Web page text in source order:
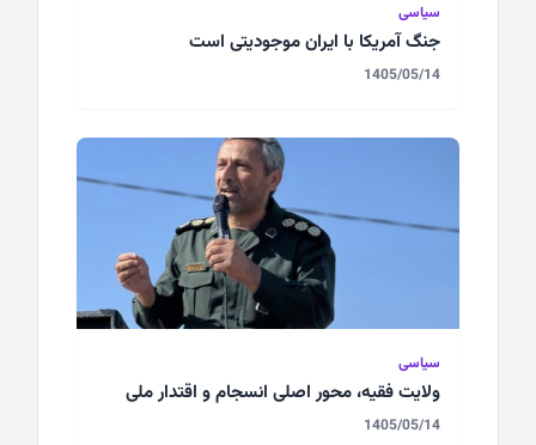
سیاسی
جنگ آمریکا با ایران موجودیتی است
1405/05/14
سیاسی
ولایت فقیه، محور اصلی انسجام و اقتدار ملی
1405/05/14